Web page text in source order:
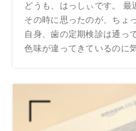
どうも、はっしぃです。 最
その時に思ったのが、ちょ
自身、歯の定期検診は通っ
色味が違ってきているのに